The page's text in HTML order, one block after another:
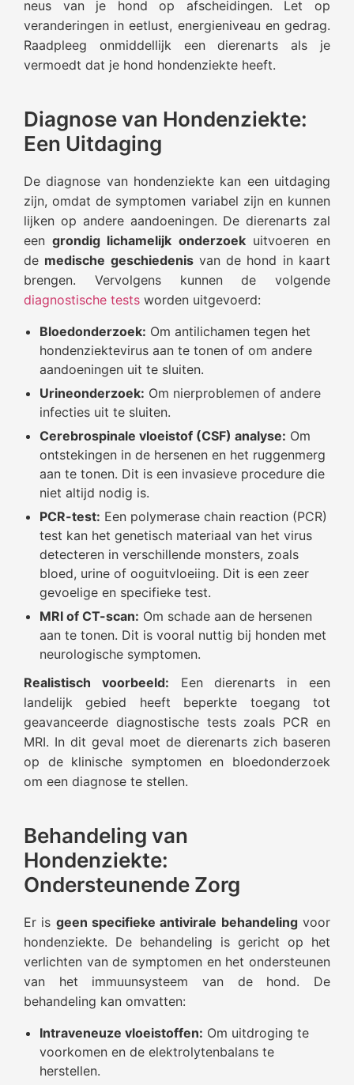
neus van je hond op afscheidingen. Let op
veranderingen in eetlust, energieniveau en gedrag.
Raadpleeg onmiddellijk een dierenarts als je
vermoedt dat je hond hondenziekte heeft.
Diagnose van Hondenziekte:
Een Uitdaging
De diagnose van hondenziekte kan een uitdaging
zijn, omdat de symptomen variabel zijn en kunnen
lijken op andere aandoeningen. De dierenarts zal
eengrondig lichamelijk onderzoekuitvoeren en
de medische geschiedenisvan de hond in kaart
brengen. Vervolgens kunnen de volgende
diagnostische tests worden uitgevoerd:
Bloedonderzoek: Om antilichamen tegen het
hondenziektevirus aan te tonen of om andere
aandoeningen uit te sluiten.
Urineonderzoek: Om nierproblemen of andere
infecties uit te sluiten.
Cerebrospinale vloeistof (CSF) analyse: Om
ontstekingen in de hersenen en het ruggenmerg
aan te tonen. Dit is een invasieve procedure die
niet altijd nodig is.
PCR-test: Een polymerase chain reaction (PCR)
test kan het genetisch materiaal van het virus
detecteren in verschillende monsters, zoals
bloed, urine of ooguitvloeiing. Dit is een zeer
gevoelige en specifieke test.
MRI of CT-scan: Om schade aan de hersenen
aan te tonen. Dit is vooral nuttig bij honden met
neurologische symptomen.
Realistisch voorbeeld: Een dierenarts in een
landelijk gebied heeft beperkte toegang tot
geavanceerde diagnostische tests zoals PCR en
MRI. In dit geval moet de dierenarts zich baseren
op de klinische symptomen en bloedonderzoek
om een diagnose te stellen.
Behandeling van
Hondenziekte:
Ondersteunende Zorg
Er is geen specifieke antivirale behandelingvoor
hondenziekte. De behandeling is gericht op het
verlichten van de symptomen en het ondersteunen
van het immuunsysteem van de hond. De
behandeling kan omvatten:
Intraveneuze vloeistoffen: Om uitdroging te
voorkomen en de elektrolytenbalans te
herstellen.